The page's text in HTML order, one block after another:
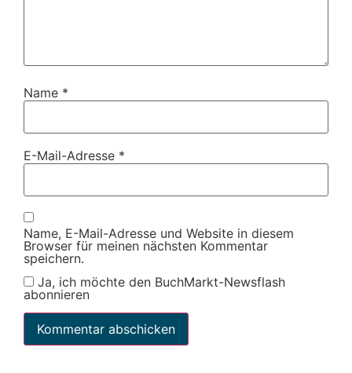
Name *
E-Mail-Adresse *
Name, E-Mail-Adresse und Website in diesem
Browser für meinen nächsten Kommentar
speichern.
Ja, ich möchte den BuchMarkt-Newsflash
abonnieren